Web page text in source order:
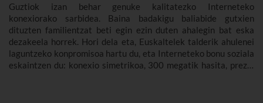
Guztiok izan behar genuke kalitatezko Interneteko
konexiorako sarbidea. Baina badakigu baliabide gutxien
dituzten familientzat beti egin ezin duten ahalegin bat eska
dezakeela horrek. Hori dela eta, Euskaltelek talderik ahulenei
laguntzeko konpromisoa hartu du, eta Interneteko bonu soziala
eskaintzen du: konexio simetrikoa, 300 megatik hasita, prezio